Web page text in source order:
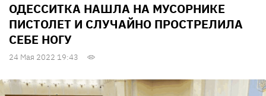
ОДЕССИТКА НАШЛА НА МУСОРНИКЕ
ПИСТОЛЕТ И СЛУЧАЙНО ПРОСТРЕЛИЛА
СЕБЕ НОГУ
24 Мая 2022 19:43